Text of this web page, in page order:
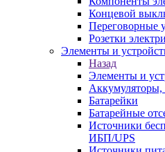
Концевой
Переговорные
Розетки
Элементы и
Назад
Элементы и
Аккумуляторы,
Батарейки
Батарейные
Источники
ИБП/UPS